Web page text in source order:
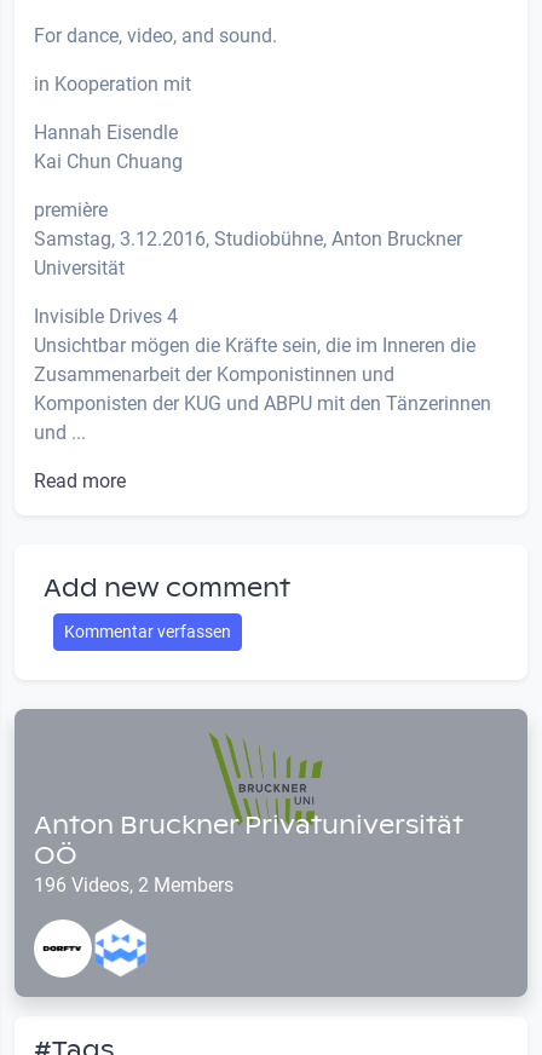
For dance, video, and sound.
in Kooperation mit
Hannah Eisendle
Kai Chun Chuang
première
Samstag, 3.12.2016, Studiobühne, Anton Bruckner
Universität
Invisible Drives 4
Unsichtbar mögen die Kräfte sein, die im Inneren die
Zusammenarbeit der Komponistinnen und
Komponisten der KUG und ABPU mit den Tänzerinnen
und ...
Read more
Add new comment
Kommentar verfassen
Anton Bruckner Privatuniversität
OÖ
196 Videos, 2 Members